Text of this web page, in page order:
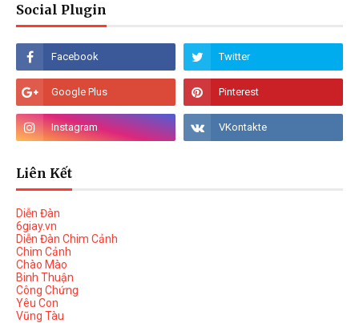
Social Plugin
Liên Kết
Diễn Đàn
6giay.vn
Diễn Đàn Chim Cảnh
Chim Cảnh
Chào Mào
Binh Thuận
Công Chứng
Yêu Con
Vũng Tàu